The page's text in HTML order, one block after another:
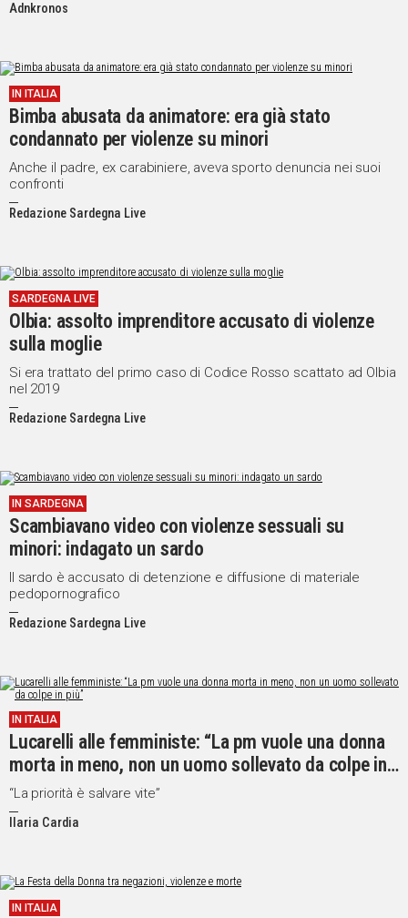
Adnkronos
IN ITALIA
Bimba abusata da animatore: era già stato
condannato per violenze su minori
Anche il padre, ex carabiniere, aveva sporto denuncia nei suoi
confronti
Redazione Sardegna Live
SARDEGNA LIVE
Olbia: assolto imprenditore accusato di violenze
sulla moglie
Si era trattato del primo caso di Codice Rosso scattato ad Olbia
nel 2019
Redazione Sardegna Live
IN SARDEGNA
Scambiavano video con violenze sessuali su
minori: indagato un sardo
Il sardo è accusato di detenzione e diffusione di materiale
pedopornografico
Redazione Sardegna Live
IN ITALIA
Lucarelli alle femministe: “La pm vuole una donna
morta in meno, non un uomo sollevato da colpe in
più”
“La priorità è salvare vite”
Ilaria Cardia
IN ITALIA